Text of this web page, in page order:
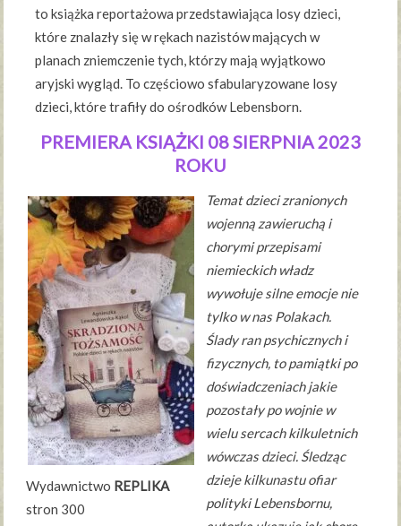
to książka reportażowa przedstawiająca losy dzieci,
które znalazły się w rękach nazistów mających w
planach zniemczenie tych, którzy mają wyjątkowo
aryjski wygląd. To częściowo sfabularyzowane losy
dzieci, które trafiły do ośrodków Lebensborn.
PREMIERA KSIĄŻKI 08 SIERPNIA 2023
ROKU
Wydawnictwo REPLIKA
stron 300
Temat dzieci zranionych
wojenną zawieruchą i
chorymi przepisami
niemieckich władz
wywołuje silne emocje nie
tylko w nas Polakach.
Ślady ran psychicznych i
fizycznych, to pamiątki po
doświadczeniach jakie
pozostały po wojnie w
wielu sercach kilkuletnich
wówczas dzieci. Śledząc
dzieje kilkunastu ofiar
polityki Lebensbornu,